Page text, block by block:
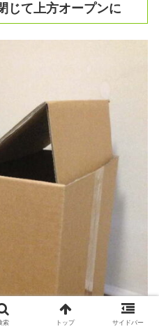
じて上方オープンに
索 トップ サイドバー